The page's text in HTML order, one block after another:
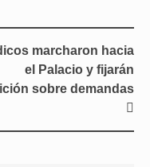
marcharon hacia
el Palacio y fijarán
sobre demandas